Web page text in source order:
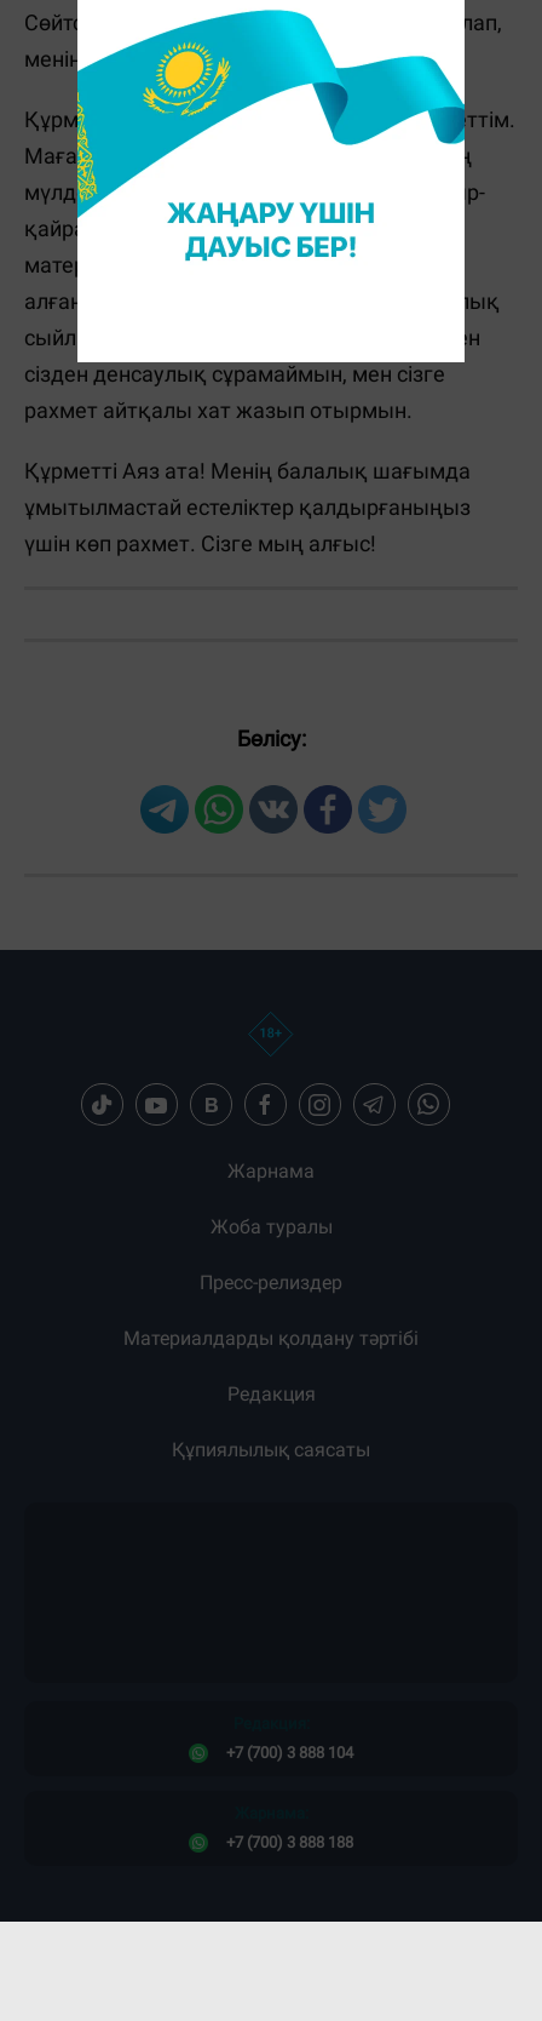
Сөйтсем сіз ата-анамның құлағына сыбырлап,
менің тілегімді жеткізген екенсіз.
Құрметті Аяз ата! Қазір мен есейдім,бойжеттім.
Маған қазір тәттілер мен ұялы телефонның
мүлде керегі жоқ. Маған денсаулық, қажыр-
қайрат,бақытты өмір керек. Бірақ сіз
материалдық сыйлықтар сыйлай
алғаныңызбен, рухани байлық пен денсаулық
сыйлауға қауқарсызсыз. Сондықтан да мен
сізден денсаулық сұрамаймын, мен сізге
рахмет айтқалы хат жазып отырмын.
Құрметті Аяз ата! Менің балалық шағымда
ұмытылмастай естеліктер қалдырғаныңыз
үшін көп рахмет. Сізге мың алғыс!
Бөлісу:
Жарнама
Жоба туралы
Пресс-релиздер
Материалдарды қолдану тәртібі
Редакция
Құпиялылық саясаты
+7 (700) 3 888 104
+7 (700) 3 888 188